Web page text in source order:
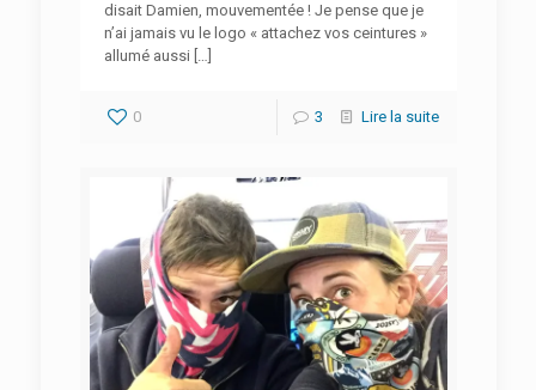
disait Damien, mouvementée ! Je pense que je
n’ai jamais vu le logo « attachez vos ceintures »
allumé aussi […]
0 3 Lire la suite